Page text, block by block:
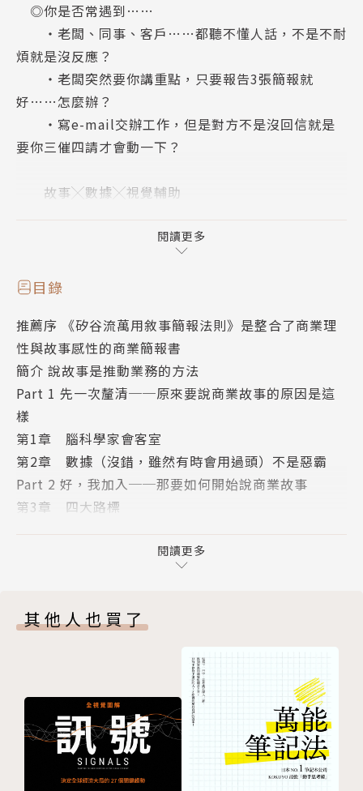
◎你是否常遇到……
‧老闆、同事、客戶……都聽不懂人話，不是不耐
煩就是沒反應？
‧老闆突然要你講重點，只要報告3張簡報就
好……怎麼辦？
‧寫e-mail交辦工作，但是對方不是沒回信就是
要你三催四請才會動一下？
故事╳數據╳視覺輔助
套用萬用說故事架構：背景、人物、衝突、結局，
用！
#終止混亂的訊息 #終止亂塞的數據
你只有一次機會在接下來的大會議、簡報或電子郵
件，讓你的點子被聽見。
可是你很忙，所以你趕緊拿一些現成的東西應急，
借同事的圖表、抓一些文字來充版面，東拼西湊出一份
投影片。
確呼籲大家行動的投影片，本書作者稱為「科學怪人簡
都聽不懂人話，不是不耐煩，就是沒反應；寄郵件跟催
你的困擾，和《財星》500大企業的員工一樣。他
們也跟你一樣很忙，也會拿「科學怪人簡報」來應急。
閱讀更多
目錄
推薦序 《矽谷流萬用敘事簡報法則》是整合了商業理
性與故事感性的商業簡報書
簡介 說故事是推動業務的方法
Part 1 先一次釐清──原來要說商業故事的原因是這
樣
第1章 腦科學家會客室
第2章 數據（沒錯，雖然有時會用過頭）不是惡霸
Part 2 好，我加入──那要如何開始說商業故事
第3章 四大路標
第6章 全部整合在一起：範例故事
我？
第9章 五種歷久不衰的故事視覺化法
Part 4 見證魔法時刻！如何在日常商務情境裡說故
事？
第10章 提出建議
第11章 提供近況更新
閱讀更多
其他人也買了